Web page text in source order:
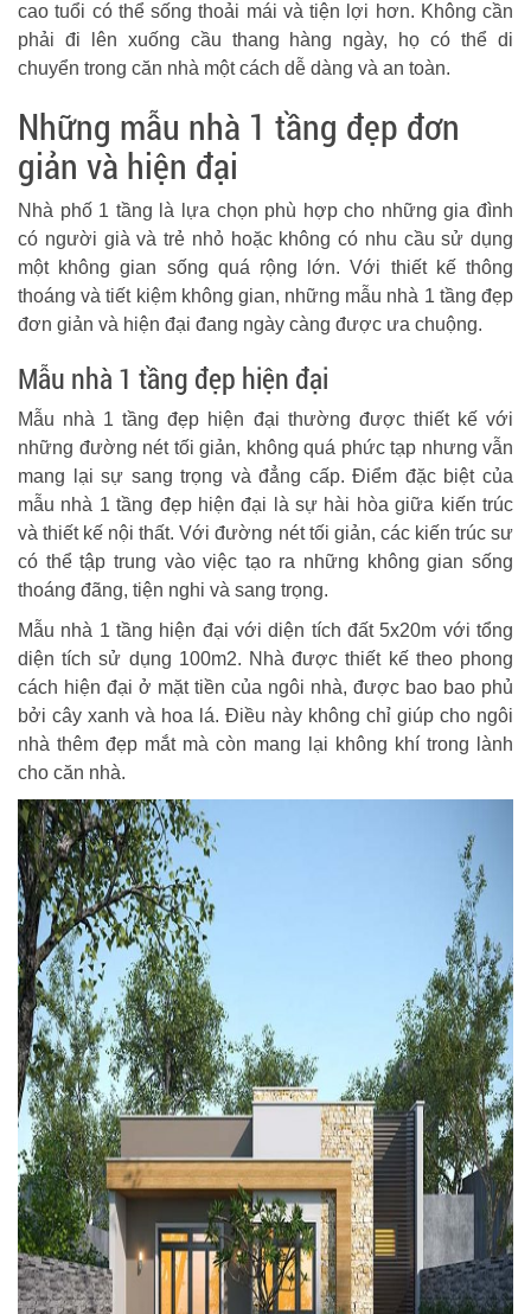
cao tuổi có thể sống thoải mái và tiện lợi hơn. Không cần
phải đi lên xuống cầu thang hàng ngày, họ có thể di
chuyển trong căn nhà một cách dễ dàng và an toàn.
Những mẫu nhà 1 tầng đẹp đơn
giản và hiện đại
Nhà phố 1 tầng là lựa chọn phù hợp cho những gia đình
có người già và trẻ nhỏ hoặc không có nhu cầu sử dụng
một không gian sống quá rộng lớn. Với thiết kế thông
thoáng và tiết kiệm không gian, những mẫu nhà 1 tầng đẹp
đơn giản và hiện đại đang ngày càng được ưa chuộng.
Mẫu nhà 1 tầng đẹp hiện đại
Mẫu nhà 1 tầng đẹp hiện đại thường được thiết kế với
những đường nét tối giản, không quá phức tạp nhưng vẫn
mang lại sự sang trọng và đẳng cấp. Điểm đặc biệt của
mẫu nhà 1 tầng đẹp hiện đại là sự hài hòa giữa kiến trúc
và thiết kế nội thất. Với đường nét tối giản, các kiến trúc sư
có thể tập trung vào việc tạo ra những không gian sống
thoáng đãng, tiện nghi và sang trọng.
Mẫu nhà 1 tầng hiện đại với diện tích đất 5x20m với tổng
diện tích sử dụng 100m2. Nhà được thiết kế theo phong
cách hiện đại ở mặt tiền của ngôi nhà, được bao bao phủ
bởi cây xanh và hoa lá. Điều này không chỉ giúp cho ngôi
nhà thêm đẹp mắt mà còn mang lại không khí trong lành
cho căn nhà.